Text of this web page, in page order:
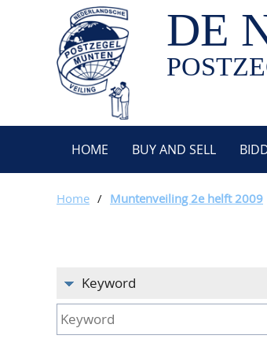
DE
HOME BUY AND SELL
Home / Muntenveiling 2e helft 2009
Keyword